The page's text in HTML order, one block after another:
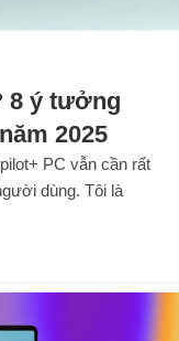
8 ý tưởng
2025
PC vẫn cần rất
dùng. Tôi là